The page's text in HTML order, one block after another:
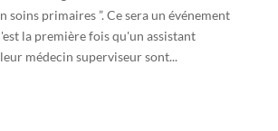
soins primaires ”. Ce sera un événement
la première fois qu'un assistant
médecin superviseur sont...